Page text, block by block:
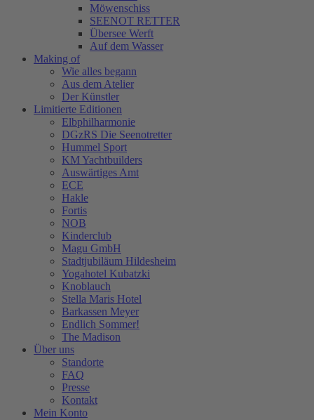
Möwenschiss
SEENOT RETTER
Übersee Werft
Auf dem Wasser
Making of
Wie alles begann
Aus dem Atelier
Der Künstler
Limitierte Editionen
Elbphilharmonie
DGzRS Die Seenotretter
Hummel Sport
KM Yachtbuilders
Auswärtiges Amt
ECE
Hakle
Fortis
NOB
Kinderclub
Magu GmbH
Stadtjubiläum Hildesheim
Yogahotel Kubatzki
Knoblauch
Stella Maris Hotel
Barkassen Meyer
Endlich Sommer!
The Madison
Über uns
Standorte
FAQ
Presse
Kontakt
Mein Konto